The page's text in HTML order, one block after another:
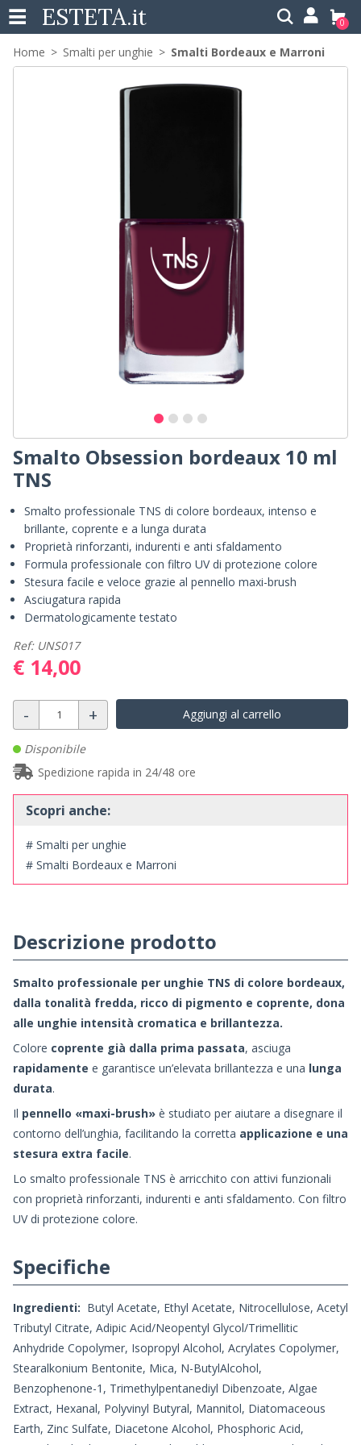
ESTETA.it 0
Home Smalti per unghie Smalti Bordeaux e Marroni
Smalto Obsession bordeaux 10 ml
TNS
Smalto professionale TNS di colore bordeaux, intenso e
brillante, coprente e a lunga durata
Proprietà rinforzanti, indurenti e anti sfaldamento
Formula professionale con filtro UV di protezione colore
Stesura facile e veloce grazie al pennello maxi-brush
Asciugatura rapida
Dermatologicamente testato
Ref: UNS017
€ 14,00
- + Aggiungi al carrello
Disponibile
Spedizione rapida in 24/48 ore
Scopri anche:
# Smalti per unghie
# Smalti Bordeaux e Marroni
Descrizione prodotto
Smalto professionale per unghie TNS di colore bordeaux,
dalla tonalità fredda, ricco di pigmento e coprente, dona
alle unghie intensità cromatica e brillantezza.
Colore coprente già dalla prima passata, asciuga
rapidamente e garantisce un’elevata brillantezza e una lunga
durata.
Il pennello «maxi-brush» è studiato per aiutare a disegnare il
contorno dell’unghia, facilitando la corretta applicazione e una
stesura extra facile.
Lo smalto professionale TNS è arricchito con attivi funzionali
con proprietà rinforzanti, indurenti e anti sfaldamento. Con filtro
UV di protezione colore.
Specifiche
Ingredienti: Butyl Acetate, Ethyl Acetate, Nitrocellulose, Acetyl
Tributyl Citrate, Adipic Acid/Neopentyl Glycol/Trimellitic
Anhydride Copolymer, Isopropyl Alcohol, Acrylates Copolymer,
Stearalkonium Bentonite, Mica, N-ButylAlcohol,
Benzophenone-1, Trimethylpentanediyl Dibenzoate, Algae
Extract, Hexanal, Polyvinyl Butyral, Mannitol, Diatomaceous
Earth, Zinc Sulfate, Diacetone Alcohol, Phosphoric Acid,